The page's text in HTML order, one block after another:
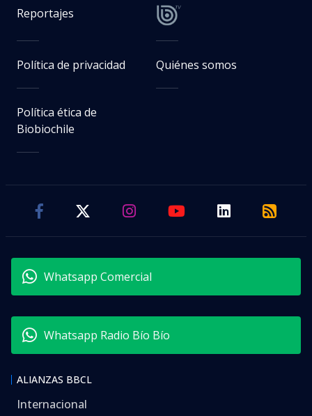
Reportajes
Política de privacidad Quiénes somos
Política ética de
Biobiochile
Whatsapp Comercial
Whatsapp Radio Bío Bío
ALIANZAS BBCL
Internacional